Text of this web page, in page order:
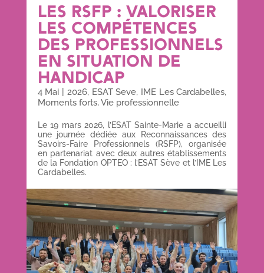
LES RSFP : VALORISER
LES COMPÉTENCES
DES PROFESSIONNELS
EN SITUATION DE
HANDICAP
4 Mai 2026, ESAT Seve, IME Les Cardabelles,
Moments forts,Vie professionnelle
Le 19 mars 2026, l’ESAT Sainte-Marie a accueilli
une journée dédiée aux Reconnaissances des
Savoirs-Faire Professionnels (RSFP), organisée
en partenariat avec deux autres établissements
de la Fondation OPTEO : l’ESAT Sève et l’IME Les
Cardabelles.